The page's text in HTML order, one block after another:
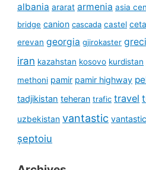
albania ararat armenia asia
bridge canion cascada castel
erevan georgia gjirokaster
iran kazahstan kosovo kurdistan
methoni pamir pamir highway
tadjikistan teheran trafic travel
uzbekistan vantastic
șeptoiu